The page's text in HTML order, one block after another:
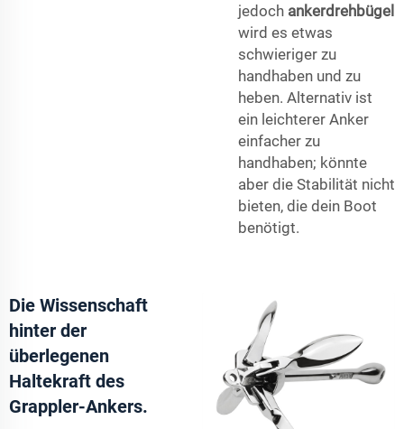
jedoch ankerdrehbügel
wird es etwas
schwieriger zu
handhaben und zu
heben. Alternativ ist
ein leichterer Anker
einfacher zu
handhaben; könnte
aber die Stabilität nicht
bieten, die dein Boot
benötigt.
Die Wissenschaft
hinter der
überlegenen
Haltekraft des
Grappler-Ankers.